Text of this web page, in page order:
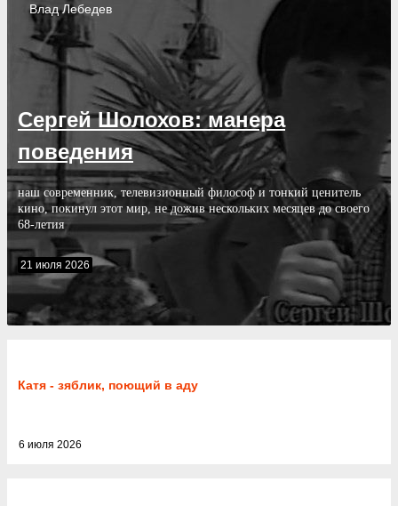
ВладЛебедев
Сергей Шолохов: манера
поведения
наш современник, телевизионный философ и тонкий ценитель
кино, покинул этот мир, не дожив нескольких месяцев до своего
68-летия
21 июля 2026
Катя - зяблик, поющий в аду
6 июля 2026